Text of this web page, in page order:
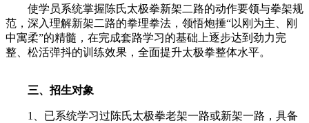
使学员系统掌握陈氏太极拳新架二路的动作要领与拳架规
范，深入理解新架二路的拳理拳法，领悟炮捶“以刚为主、刚
中寓柔”的精髓，在完成套路学习的基础上逐步达到劲力完
整、松活弹抖的训练效果，全面提升太极拳整体水平。
三、招生对象
1、已系统学习过陈氏太极拳老架一路或新架一路，具备